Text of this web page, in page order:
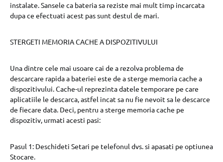
instalate. Sansele ca bateria sa reziste mai mult timp incarcata
dupa ce efectuati acest pas sunt destul de mari.
STERGETI MEMORIA CACHE A DISPOZITIVULUI
Una dintre cele mai usoare cai de a rezolva problema de
descarcare rapida a bateriei este de a sterge memoria cache a
dispozitivului. Cache-ul reprezinta datele temporare pe care
aplicatiile le descarca, astfel incat sa nu fie nevoit sa le descarce
de fiecare data. Deci, pentru a sterge memoria cache pe
dispozitiv, urmati acesti pasi:
Pasul 1: Deschideti Setari pe telefonul dvs. si apasati pe optiunea
Stocare.